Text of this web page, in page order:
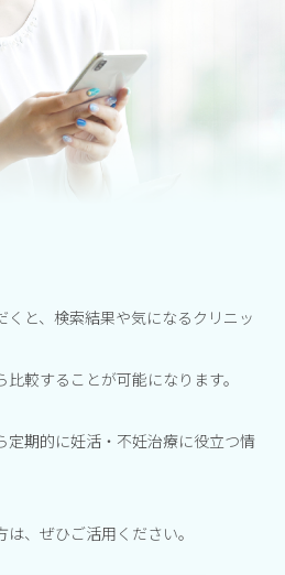
と、検索結果や気になるクリニッ
較することが可能になります。
定期的に妊活・不妊治療に役立つ情
、ぜひご活用ください。